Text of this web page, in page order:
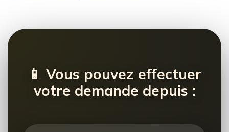
📱 Vous pouvez effectuer
votre demande depuis :